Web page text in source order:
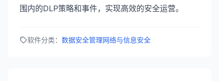
围内的DLP策略和事件，实现高效的安全运营。
软件分类： 数据安全管理网络与信息安全